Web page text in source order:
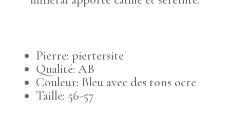
Pierre: piertersite
Qualité: AB
Couleur: Bleu avec des tons ocre
Taille: 56-57